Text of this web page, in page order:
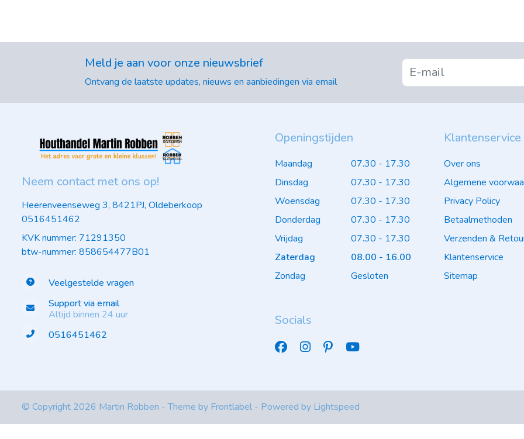
Meld je aan voor onze nieuwsbrief
Ontvang de laatste updates, nieuws en aanbiedingen via email
Neem contact met ons op!
Heerenveenseweg 3, 8421PJ, Oldeberkoop
0516451462
KVK nummer: 71291350
btw-nummer: 858654477B01
Veelgestelde vragen
Support via email
Altijd binnen 24 uur
0516451462
Openingstijden
Maandag
07.30 - 17.30
Dinsdag
07.30 - 17.30
Woensdag
07.30 - 17.30
Donderdag
07.30 - 17.30
Vrijdag
07.30 - 17.30
Zaterdag
08.00 - 16.00
Zondag
Gesloten
Socials
Klantenservice
Over ons
Algemene
Privacy Policy
Betaalmethoden
Verzenden &
Klantenservice
Sitemap
© Copyright 2026 Martin Robben - Theme by Frontlabel - Powered by Lightspeed